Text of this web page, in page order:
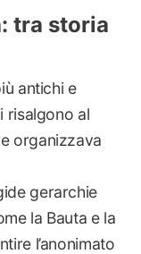
tra storia
antichi e
risalgono al
organizzava
gerarchie
la Bauta e la
l’anonimato